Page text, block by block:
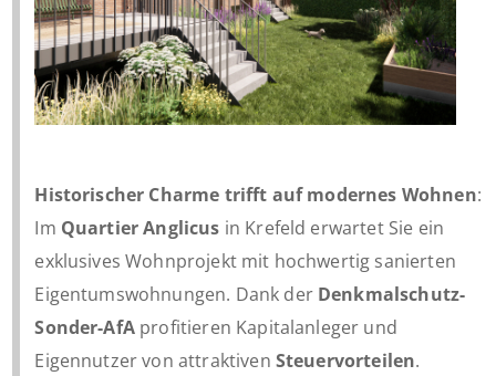
Historischer Charme trifft auf modernes Wohnen:
Im Quartier Anglicus in Krefeld erwartet Sie ein
exklusives Wohnprojekt mit hochwertig sanierten
Eigentumswohnungen. Dank der Denkmalschutz-
Sonder-AfAprofitieren Kapitalanleger und
Eigennutzer von attraktiven Steuervorteilen.